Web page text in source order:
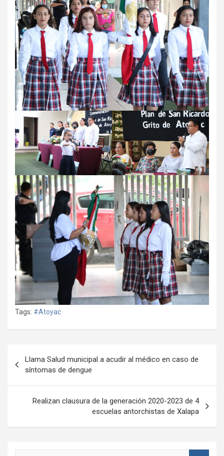
Tags: #Atoyac
de
entradas
Llama Salud municipal a acudir al médico en caso de
síntomas de dengue
Realizan clausura de la generación 2020-2023 de 4
escuelas antorchistas de Xalapa